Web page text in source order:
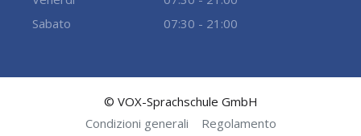
Sabato
07:30 - 21:00
© VOX-Sprachschule GmbH
Condizioni generali
Regolamento